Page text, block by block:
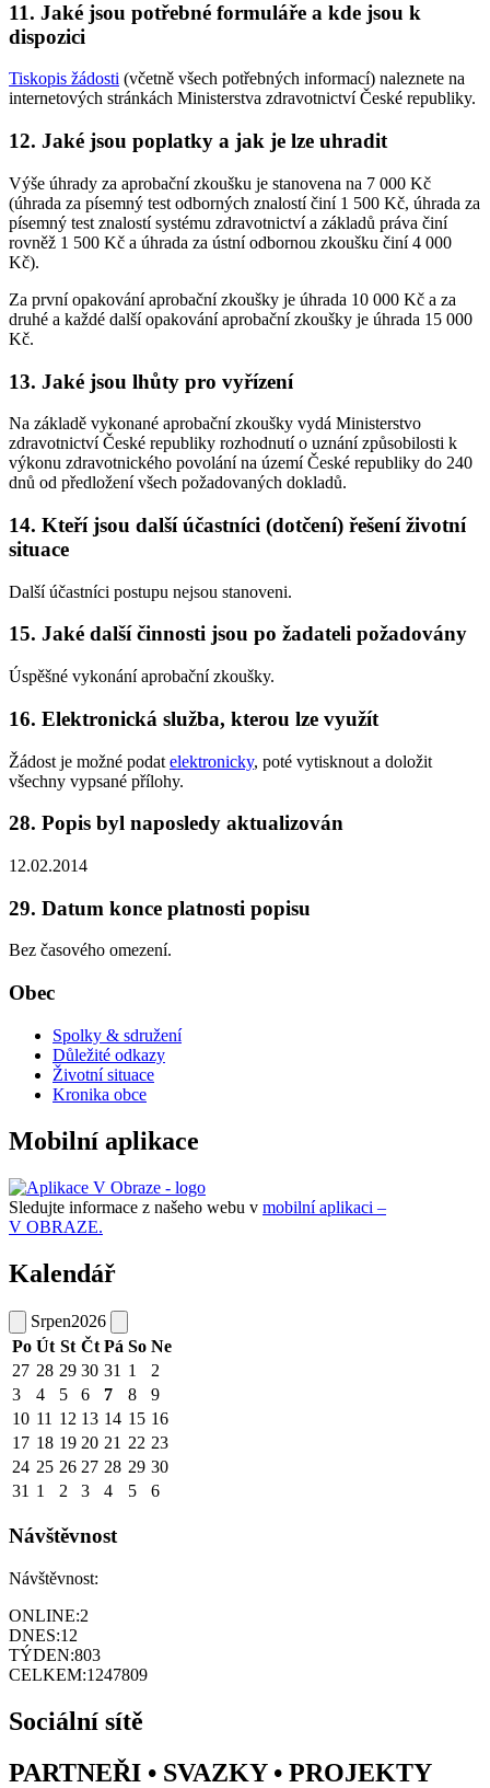
11. Jaké jsou potřebné formuláře a kde jsou k
dispozici
Tiskopis žádosti (včetně všech potřebných informací) naleznete na
internetových stránkách Ministerstva zdravotnictví České republiky.
12. Jaké jsou poplatky a jak je lze uhradit
Výše úhrady za aprobační zkoušku je stanovena na 7 000 Kč
(úhrada za písemný test odborných znalostí činí 1 500 Kč, úhrada za
písemný test znalostí systému zdravotnictví a základů práva činí
rovněž 1 500 Kč a úhrada za ústní odbornou zkoušku činí 4 000
Kč).
Za první opakování aprobační zkoušky je úhrada 10 000 Kč a za
druhé a každé další opakování aprobační zkoušky je úhrada 15 000
Kč.
13. Jaké jsou lhůty pro vyřízení
Na základě vykonané aprobační zkoušky vydá Ministerstvo
zdravotnictví České republiky rozhodnutí o uznání způsobilosti k
výkonu zdravotnického povolání na území České republiky do 240
dnů od předložení všech požadovaných dokladů.
14. Kteří jsou další účastníci (dotčení) řešení životní
situace
Další účastníci postupu nejsou stanoveni.
15. Jaké další činnosti jsou po žadateli požadovány
Úspěšné vykonání aprobační zkoušky.
16. Elektronická služba, kterou lze využít
Žádost je možné podat elektronicky, poté vytisknout a doložit
všechny vypsané přílohy.
28. Popis byl naposledy aktualizován
12.02.2014
29. Datum konce platnosti popisu
Bez časového omezení.
Obec
Spolky & sdružení
Důležité odkazy
Životní situace
Kronika obce
Mobilní aplikace
Sledujte informace z našeho webu v mobilní aplikaci –
V OBRAZE.
Kalendář
Srpen2026
Po Út St Čt Pá So Ne
27 28 29 30 31 1
2
3
4 5 6 7 8
9
10 11 12 13 14 15 16
17 18 19 20 21 22 23
24 25 26 27 28 29 30
31 1 2 3 4 5 6
Návštěvnost
Návštěvnost:
ONLINE:2
DNES:12
TÝDEN:803
CELKEM:1247809
Sociální sítě
PARTNEŘI • SVAZKY • PROJEKTY